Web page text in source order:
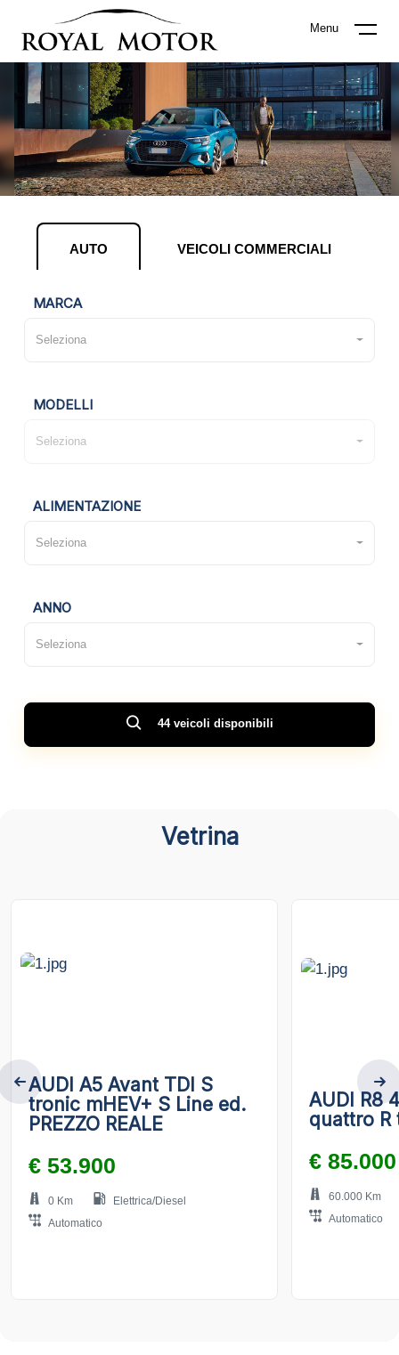
Menu
AUTO VEICOLI COMMERCIALI
MARCA
Seleziona
MODELLI
Seleziona
ALIMENTAZIONE
Seleziona
ANNO
Seleziona
44 veicoli disponibili
Vetrina
AUDI A5 Avant TDI S
tronic mHEV+ S Line ed.
PREZZO REALE
€ 53.900
0 Km
Elettrica/Diesel
Automatico
AUDI R8
quattro R
€ 85.000
60.000 Km
Automatico